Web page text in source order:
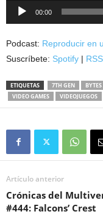
Reproductor
00:00
Podcast: Reproducir en
Suscríbete: Spotify | RSS
ETIQUETAS 7TH GEN
VIDEO GAMES
VIDEOJUEGOS
Artículo anterior
Crónicas del
#444: Falcons’ Crest